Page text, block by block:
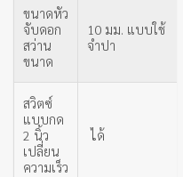
ขนาดหัว
จับดอก
สว่าน
ขนาด
10 มม. แบบใช้
จำปา
สวิตซ์
แบบกด
2 นิ้ว
เปลี่ยน
ความเร็ว
ได้